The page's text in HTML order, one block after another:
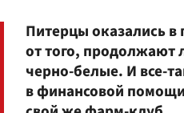
Питерцы оказались в
от того, продолжают
черно-белые. И все-
в финансовой